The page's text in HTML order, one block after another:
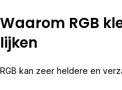
Waarom RGB
lijken
RGB kan zeer heldere en